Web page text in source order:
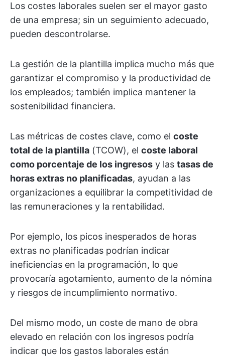
Los costes laborales suelen ser el mayor gasto
de una empresa; sin un seguimiento adecuado,
pueden descontrolarse.
La gestión de la plantilla implica mucho más que
garantizar el compromiso y la productividad de
los empleados; también implica mantener la
sostenibilidad financiera.
Las métricas de costes clave, como el coste
total de la plantilla (TCOW), el coste laboral
como porcentaje de los ingresos y las tasas de
horas extras no planificadas, ayudan a las
organizaciones a equilibrar la competitividad de
las remuneraciones y la rentabilidad.
Por ejemplo, los picos inesperados de horas
extras no planificadas podrían indicar
ineficiencias en la programación, lo que
provocaría agotamiento, aumento de la nómina
y riesgos de incumplimiento normativo.
Del mismo modo, un coste de mano de obra
elevado en relación con los ingresos podría
indicar que los gastos laborales están